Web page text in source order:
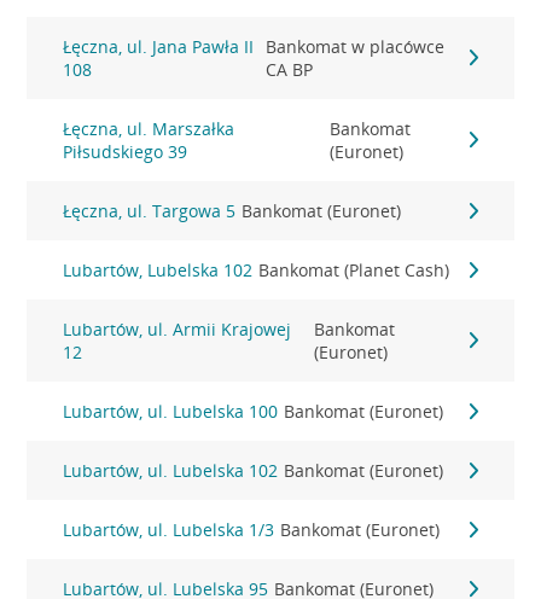
Łęczna, ul. Jana Pawła II
108
Bankomat w placówce
CA BP
Łęczna, ul. Marszałka
Piłsudskiego 39
Bankomat
(Euronet)
Łęczna, ul. Targowa 5 Bankomat (Euronet)
Lubartów, Lubelska 102 Bankomat (Planet Cash)
Lubartów, ul. Armii Krajowej
12
Bankomat
(Euronet)
Lubartów, ul. Lubelska 100 Bankomat (Euronet)
Lubartów, ul. Lubelska 102 Bankomat (Euronet)
Lubartów, ul. Lubelska 1/3 Bankomat (Euronet)
Lubartów, ul. Lubelska 95 Bankomat (Euronet)